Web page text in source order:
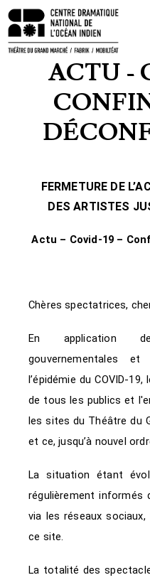
ACTU -
FERMETURE DE
DES ARTISTES
Actu – Covid-19 –
Chères spectatrices,
En application
gouvernementales
l’épidémie du COVID-
de tous les publics et
les sites du Théâtre du
et ce, jusqu’à nouvel
La situation étant
régulièrement informés
via les réseaux sociaux,
ce site.
La totalité des